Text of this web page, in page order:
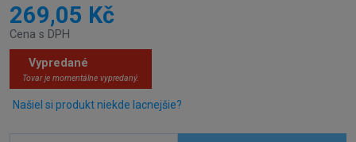
269,05 Kč
Cena s DPH
Vypredané
Tovar je momentálne vypredaný.
Našiel si produkt niekde lacnejšie?